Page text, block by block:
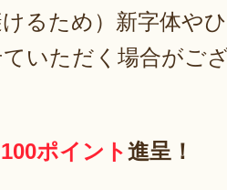
けるため）新字体や
いただく場合がご
100ポイント進呈！